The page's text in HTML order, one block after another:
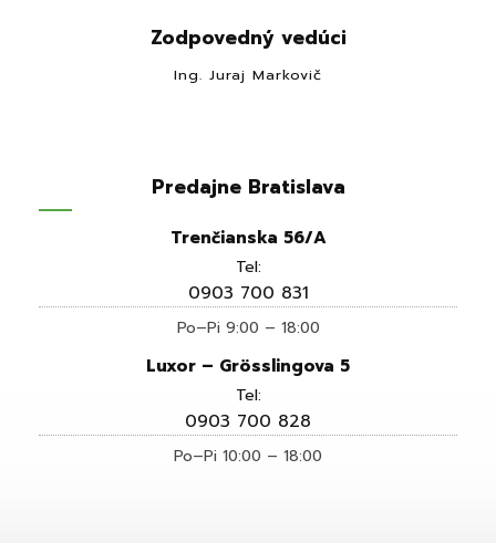
Zodpovedný vedúci
Ing. Juraj Markovič
Predajne Bratislava
Trenčianska 56/A
Tel:
0903 700 831
Po–Pi 9:00 – 18:00
Luxor – Grösslingova 5
Tel:
0903 700 828
Po–Pi 10:00 – 18:00